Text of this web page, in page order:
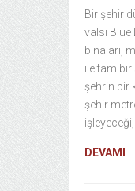
Bir şehir
valsi Blue
binaları,
ile tam bir
şehrin bir
şehir
DEVAMI